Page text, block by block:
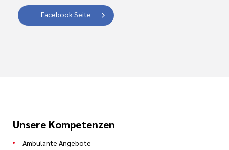
Facebook Seite
Unsere Kompetenzen
Ambulante Angebote